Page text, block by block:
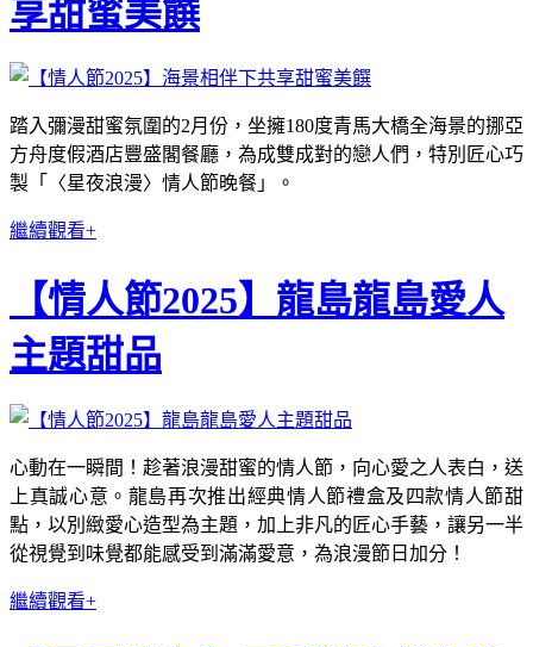
享甜蜜美饌
踏入彌漫甜蜜氛圍的2月份，坐擁180度青馬大橋全海景的挪亞
方舟度假酒店豐盛閣餐廳，為成雙成對的戀人們，特別匠心巧
製「〈星夜浪漫〉情人節晚餐」。
繼續觀看+
【情人節2025】龍島龍島愛人
主題甜品
心動在一瞬間！趁著浪漫甜蜜的情人節，向心愛之人表白，送
上真誠心意。龍島再次推出經典情人節禮盒及四款情人節甜
點，以別緻愛心造型為主題，加上非凡的匠心手藝，讓另一半
從視覺到味覺都能感受到滿滿愛意，為浪漫節日加分！
繼續觀看+